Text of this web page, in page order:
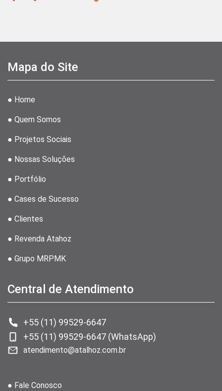
Mapa do Site
● Home
● Quem Somos
● Projetos Sociais
● Nossas Soluções
● Portfólio
● Cases de Sucesso
● Clientes
● Revenda Atahoz
● Grupo MRPMK
Central de Atendimento
+55 (11) 99529-6647
+55 (11) 99529-6647 (WhatsApp)
atendimento@atalhoz.com.br
● Fale Conosco